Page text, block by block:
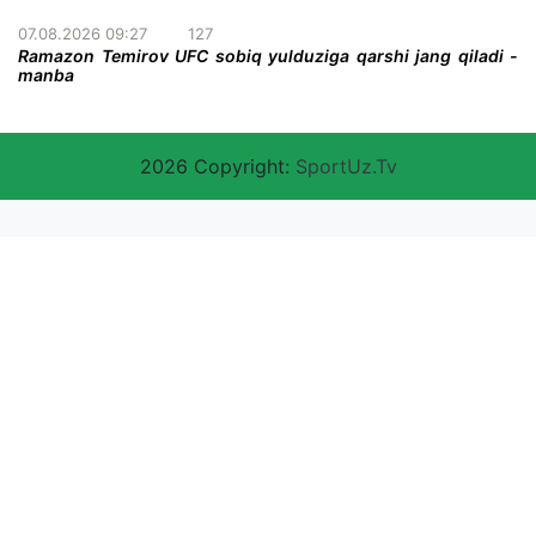
07.08.2026 09:27 127
Ramazon Temirov UFC sobiq yulduziga qarshi jang qiladi -
manba
2026 Copyright: SportUz.Tv